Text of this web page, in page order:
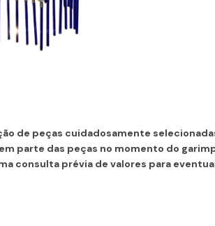
de peças cuidadosamente
parte das peças no momento do
consulta prévia de valores para